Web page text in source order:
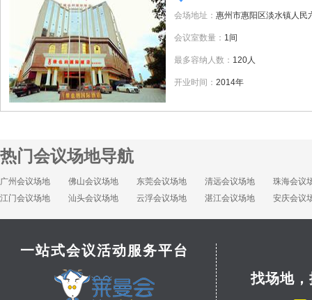
会场地址： 惠州市惠阳区淡水镇人民
会议室数量： 1间
最多容纳人数： 120人
开业时间： 2014年
热门会议场地导航
广州会议场地 佛山会议场地 东莞会议场地 清远会议场地
珠海会议
江门会议场地
汕头会议场地 云浮会议场地 湛江会议场地 安庆会议
一站式会议活动服务平台
找场地